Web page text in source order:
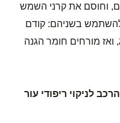
וחוסם את קרני השמש
להשתמש בשניהם: קודם
ואז מורחים חומר הגנה
לניקוי ריפודי עור